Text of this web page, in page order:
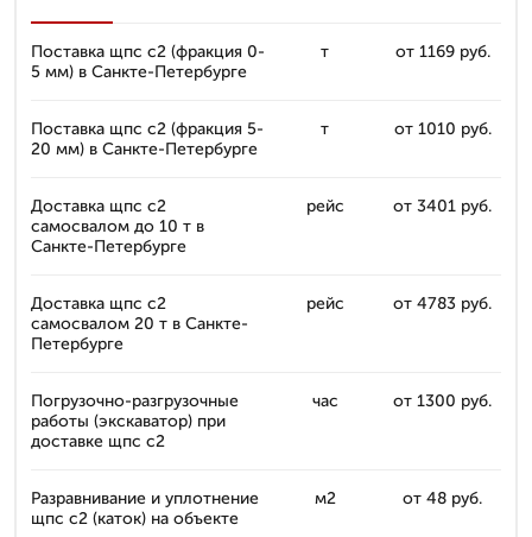
Поставка щпс с2 (фракция 0-
5 мм) в Санкте-Петербурге
т от 1169 руб.
Поставка щпс с2 (фракция 5-
20 мм) в Санкте-Петербурге
т от 1010 руб.
Доставка щпс с2
самосвалом до 10 т в
Санкте-Петербурге
рейс от 3401 руб.
Доставка щпс с2
самосвалом 20 т в Санкте-
Петербурге
рейс от 4783 руб.
Погрузочно-разгрузочные
работы (экскаватор) при
доставке щпс с2
час от 1300 руб.
Разравнивание и уплотнение
щпс с2 (каток) на объекте
м2 от 48 руб.